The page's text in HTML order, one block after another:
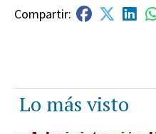
Lo más visto